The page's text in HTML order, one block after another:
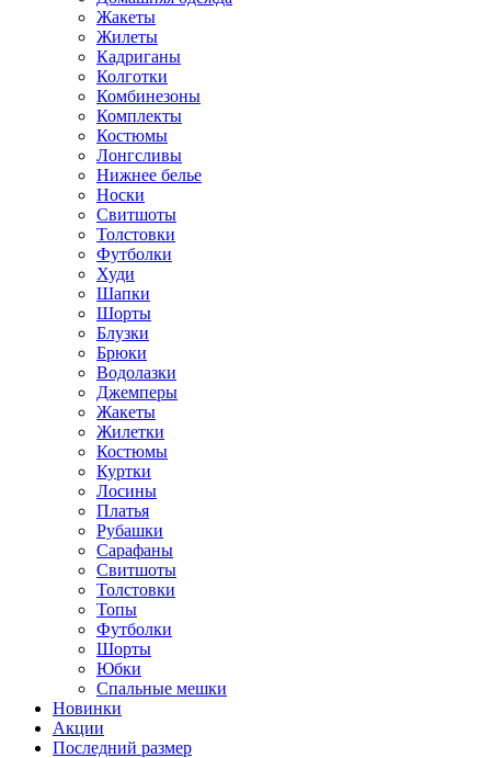
Жакеты
Жилеты
Кадриганы
Колготки
Комбинезоны
Комплекты
Костюмы
Лонгсливы
Нижнее белье
Носки
Свитшоты
Толстовки
Футболки
Худи
Шапки
Шорты
Блузки
Брюки
Водолазки
Джемперы
Жакеты
Жилетки
Костюмы
Куртки
Лосины
Платья
Рубашки
Сарафаны
Свитшоты
Толстовки
Топы
Футболки
Шорты
Юбки
Спальные мешки
Новинки
Акции
Последний размер